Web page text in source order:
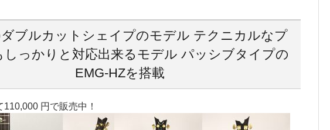
ブルカットシェイプのモデル テクニカルなプ
しっかりと対応出来るモデル パッシブタイプの
EMG-HZを搭載
円で販売中！